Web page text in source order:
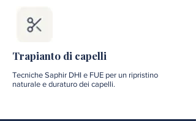
Trapianto di capelli
Tecniche Saphir DHI e FUE per un ripristino
naturale e duraturo dei capelli.